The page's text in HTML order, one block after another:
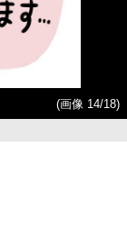
(画像 14/18)